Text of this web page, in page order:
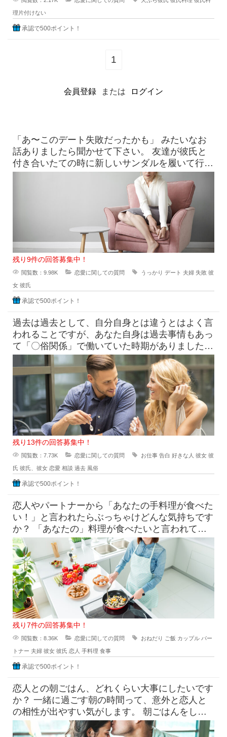
理片付けない
承認で500ポイント！
1
会員登録 または ログイン
「あ〜このデート失敗だったかも」 みたいなお
話ありましたら聞かせて下さい。 友達が彼氏と
付き合いたての時に新しいサンダルを履いて行っ
たら、見事に靴擦れを
残り9件の回答募集中！
閲覧数：9.98K 恋愛に関しての質問 うっかり デート 夫婦 失敗 彼
女 彼氏
承認で500ポイント！
過去は過去として、自分自身とは違うとはよく言
われることですが、あなた自身は過去事情もあっ
て「〇俗関係」で働いていた時期がありました
が、それを経ていまの自分がある
残り13件の回答募集中！
閲覧数：7.73K 恋愛に関しての質問 お仕事 告白 好きな人 彼女 彼
氏 彼氏、彼女 恋愛 相談 過去 風俗
承認で500ポイント！
恋人やパートナーから「あなたの手料理が食べた
い！」と言われたらぶっちゃけどんな気持ちです
か？ 「あなたの」料理が食べたいと言われて素
直に嬉しいという気持ち
残り7件の回答募集中！
閲覧数：8.36K 恋愛に関しての質問 おねだり ご飯 カップル パー
トナー 夫婦 彼女 彼氏 恋人 手料理 食事
承認で500ポイント！
恋人との朝ごはん、どれくらい大事にしたいです
か？ 一緒に過ごす朝の時間って、意外と恋人と
の相性が出やすい気がします。 朝ごはんをしっ
かり食べたい派と、ギリギ